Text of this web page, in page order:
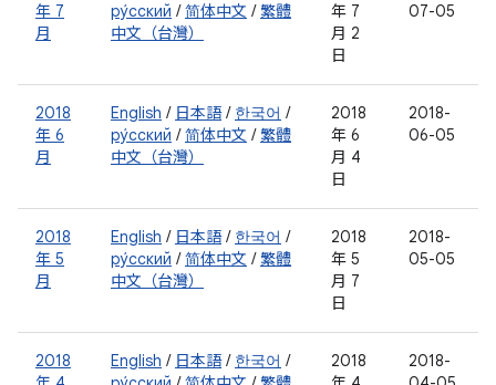
年 7
月
ру́сский /简体中文 / 繁體
中文（台灣）
年 7
月 2
日
07-05
2018
年 6
月
English / 日本語/ 한국어 /
ру́сский /简体中文 / 繁體
中文（台灣）
2018
年 6
月 4
日
2018-
06-05
2018
年 5
月
English / 日本語/ 한국어 /
ру́сский /简体中文 / 繁體
中文（台灣）
2018
年 5
月 7
日
2018-
05-05
2018
English / 日本語/ 한국어 /
2018
2018-